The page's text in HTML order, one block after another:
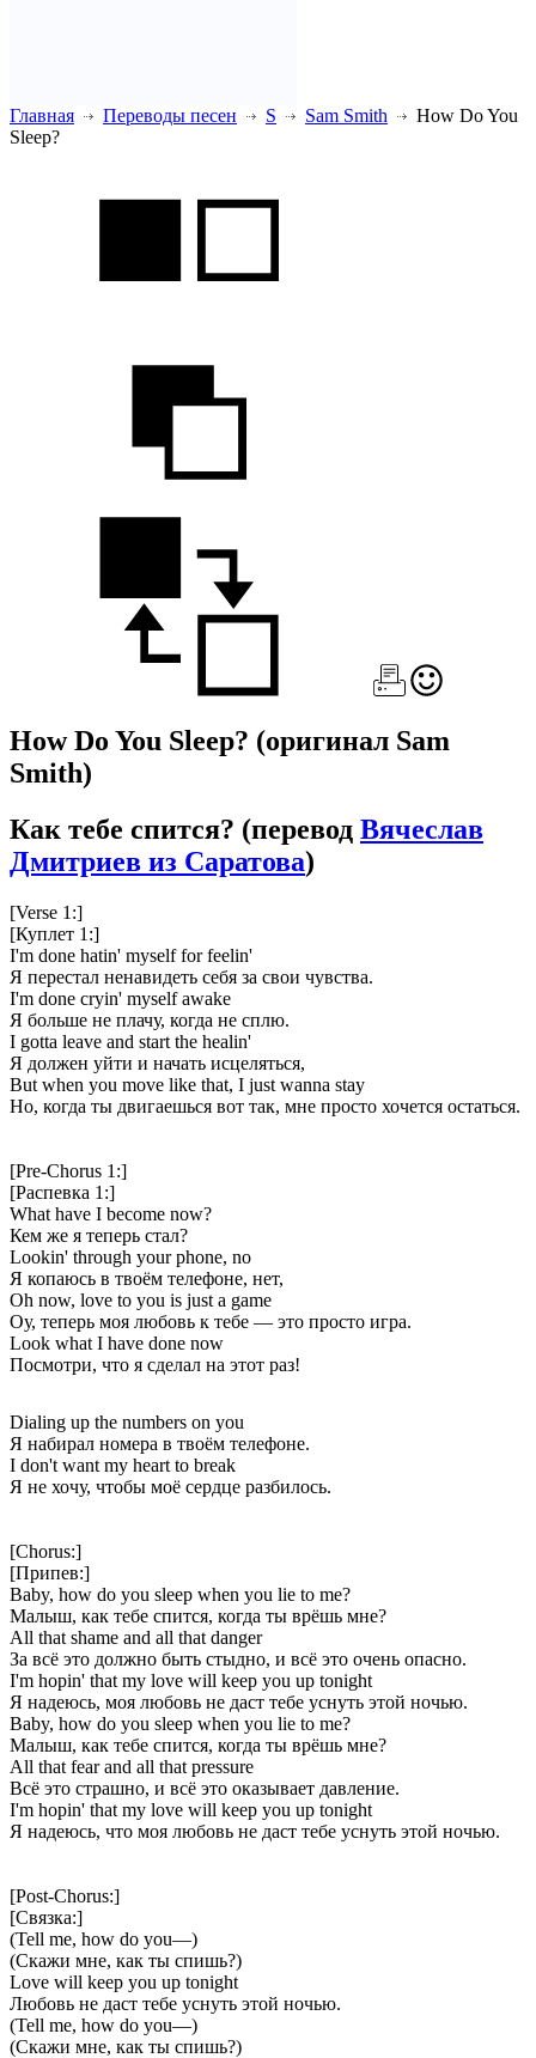
Главная Переводы песен S Sam Smith
How Do You
Sleep?
How Do You Sleep? (оригинал Sam
Smith)
Как тебе спится? (перевод Вячеслав
Дмитриев из Саратова)
[Verse 1:]
[Куплет 1:]
I'm done hatin' myself for feelin'
Я перестал ненавидеть себя за свои чувства.
I'm done cryin' myself awake
Я больше не плачу, когда не сплю.
I gotta leave and start the healin'
Я должен уйти и начать исцеляться,
But when you move like that, I just wanna stay
Но, когда ты двигаешься вот так, мне просто хочется остаться.
[Pre-Chorus 1:]
[Распевка 1:]
What have I become now?
Кем же я теперь стал?
Lookin' through your phone, no
Я копаюсь в твоём телефоне, нет,
Oh now, love to you is just a game
Оу, теперь моя любовь к тебе — это просто игра.
Look what I have done now
Посмотри, что я сделал на этот раз!
Dialing up the numbers on you
Я набирал номера в твоём телефоне.
I don't want my heart to break
Я не хочу, чтобы моё сердце разбилось.
[Chorus:]
[Припев:]
Baby, how do you sleep when you lie to me?
Малыш, как тебе спится, когда ты врёшь мне?
All that shame and all that danger
За всё это должно быть стыдно, и всё это очень опасно.
I'm hopin' that my love will keep you up tonight
Я надеюсь, моя любовь не даст тебе уснуть этой ночью.
Baby, how do you sleep when you lie to me?
Малыш, как тебе спится, когда ты врёшь мне?
All that fear and all that pressure
Всё это страшно, и всё это оказывает давление.
I'm hopin' that my love will keep you up tonight
Я надеюсь, что моя любовь не даст тебе уснуть этой ночью.
[Post-Chorus:]
[Связка:]
(Tell me, how do you—)
(Скажи мне, как ты спишь?)
Love will keep you up tonight
Любовь не даст тебе уснуть этой ночью.
(Tell me, how do you—)
(Скажи мне, как ты спишь?)